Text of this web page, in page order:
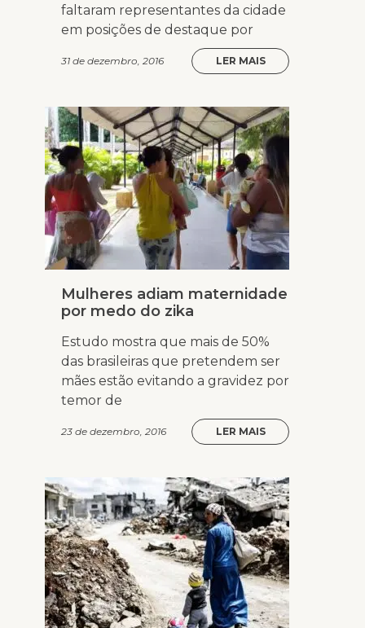
faltaram representantes da cidade
em posições de destaque por
31 de dezembro, 2016 LER MAIS
Mulheres adiam maternidade
por medo do zika
Estudo mostra que mais de 50%
das brasileiras que pretendem ser
mães estão evitando a gravidez por
temor de
23 de dezembro, 2016 LER MAIS